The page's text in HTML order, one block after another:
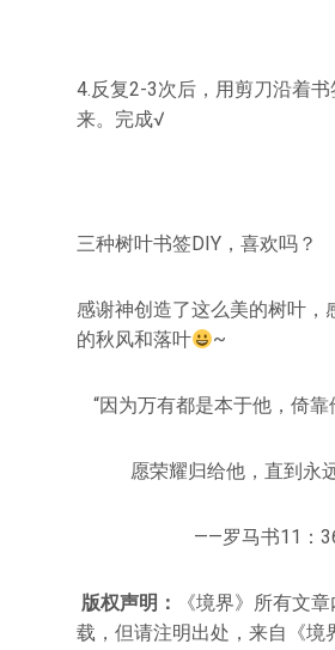
4.反复2-3次后，用剪刀沿着
来。完成√
三种树叶书签DIY，喜欢吗？
感谢神创造了这么美的树叶，
的秋风和落叶
~
“因为万有都是本于他，倚靠
愿荣耀归给他，直到永
——罗马书11：
版权声明：
《境界》所有文
载，但请注明出处，来自《境